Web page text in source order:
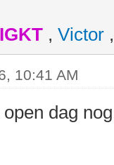
, Victor
10:41 AM
dag